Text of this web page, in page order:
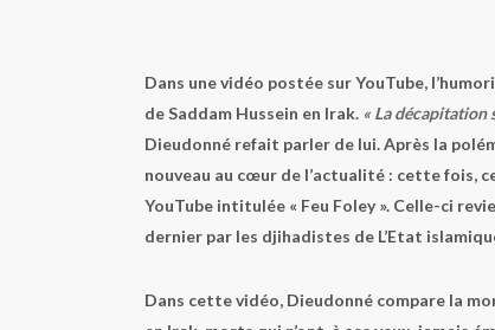
Dans une vidéo postée sur YouTube,
de Saddam Hussein en Irak. « La décapitation
Dieudonné refait parler de lui. Après la
nouveau au cœur de l’actualité : cette fois,
YouTube intitulée « Feu Foley ». Celle-ci
dernier par les djihadistes de L’Etat
Dans cette vidéo, Dieudonné compare la